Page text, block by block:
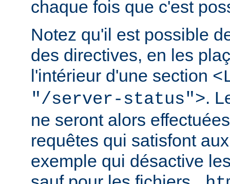
chaque fois que c'est
Notez qu'il est possible
des directives, en les
l'intérieur d'une section
"/server-status">.
ne seront alors
requêtes qui satisfont
exemple qui désactive